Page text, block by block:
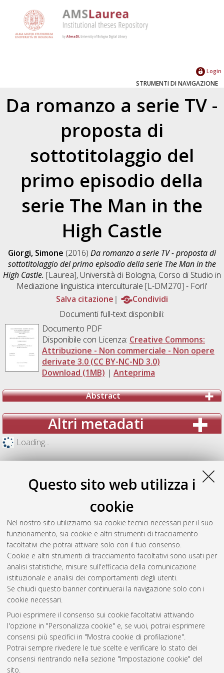
Questo sito web utilizza i
cookie
Nel nostro sito utilizziamo sia cookie tecnici necessari per il suo
funzionamento, sia cookie e altri strumenti di tracciamento
facoltativi che potrai attivare solo con il tuo consenso.
Cookie e altri strumenti di tracciamento facoltativi sono usati per
analisi statistiche, misure sull'efficacia della comunicazione
istituzionale e analisi dei comportamenti degli utenti.
Se chiudi questo banner continuerai la navigazione solo con i
cookie necessari.
Puoi esprimere il consenso sui cookie facoltativi attivando
l'opzione in "Personalizza cookie" e, se vuoi, potrai esprimere
consensi più specifici in "Mostra cookie di profilazione".
Potrai sempre rivedere le tue scelte e verificare lo stato dei
consensi rientrando nella sezione "Impostazione cookie" del
sito.
Login
STRUMENTI DI NAVIGAZIONE
Da romanzo a serie TV -
proposta di
sottotitolaggio del
primo episodio della
serie The Man in the
High Castle
Giorgi, Simone (2016) Da romanzo a serie TV - proposta di
sottotitolaggio del primo episodio della serie The Man in the
High Castle. [Laurea], Università di Bologna, Corso di Studio in
Mediazione linguistica interculturale [L-DM270] - Forli'
Salva citazione
Condividi
Documenti full-text disponibili:
Documento PDF
Disponibile con Licenza: Creative Commons:
Attribuzione - Non commerciale - Non opere
derivate 3.0 (CC BY-NC-ND 3.0)
Download (1MB) | Anteprima
Abstract
Altri metadati
Loading...
Gestione del documento:
Atom
Rss 1.0
Rss 2.0